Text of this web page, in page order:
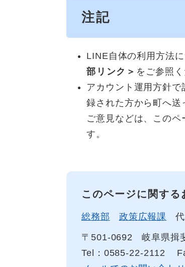
注記
LINE自体の利用方法
部リンク＞ をご参照く
アカウント運用方針
録された方から町へ送
ご意見などは、この
す。
このページに関する
総務部 政策広報課
〒501-0692
岐阜県揖
Tel：0585-22-2112